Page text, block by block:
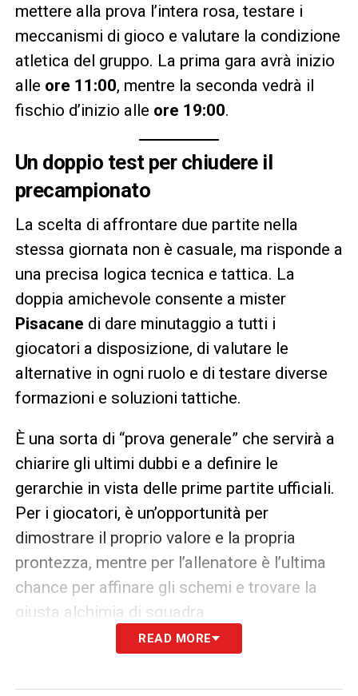
mettere alla prova l’intera rosa, testare i
meccanismi di gioco e valutare la condizione
atletica del gruppo. La prima gara avrà inizio
alle ore 11:00, mentre la seconda vedrà il
fischio d’inizio alle ore 19:00.
Un doppio test per chiudere il
precampionato
La scelta di affrontare due partite nella
stessa giornata non è casuale, ma risponde a
una precisa logica tecnica e tattica. La
doppia amichevole consente a mister
Pisacane di dare minutaggio a tutti i
giocatori a disposizione, di valutare le
alternative in ogni ruolo e di testare diverse
formazioni e soluzioni tattiche.
È una sorta di “prova generale” che servirà a
chiarire gli ultimi dubbi e a definire le
gerarchie in vista delle prime partite ufficiali.
Per i giocatori, è un’opportunità per
dimostrare il proprio valore e la propria
prontezza, mentre per l’allenatore è l’ultima
chance per affinare gli schemi e trovare la
giusta alchimia di squadra.
READ MORE